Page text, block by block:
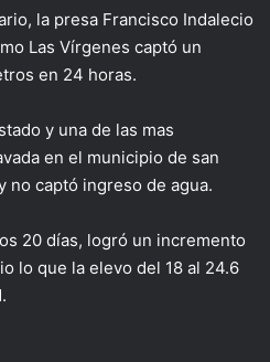
la presa Francisco Indalecio
Las Vírgenes captó un
en 24 horas.
y una de las mas
en el municipio de san
no captó ingreso de agua.
20 días, logró un incremento
lo que la elevo del 18 al 24.6